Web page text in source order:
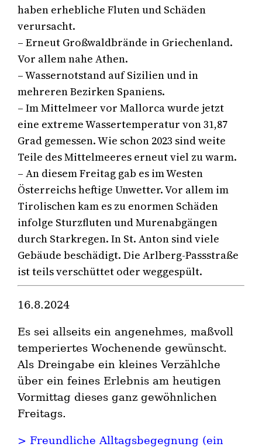
haben erhebliche Fluten und Schäden
verursacht.
– Erneut Großwaldbrände in Griechenland.
Vor allem nahe Athen.
– Wassernotstand auf Sizilien und in
mehreren Bezirken Spaniens.
– Im Mittelmeer vor Mallorca wurde jetzt
eine extreme Wassertemperatur von 31,87
Grad gemessen. Wie schon 2023 sind weite
Teile des Mittelmeeres erneut viel zu warm.
– An diesem Freitag gab es im Westen
Österreichs heftige Unwetter. Vor allem im
Tirolischen kam es zu enormen Schäden
infolge Sturzfluten und Murenabgängen
durch Starkregen. In St. Anton sind viele
Gebäude beschädigt. Die Arlberg-Passstraße
ist teils verschüttet oder weggespült.
16.8.2024
Es sei allseits ein angenehmes, maßvoll
temperiertes Wochenende gewünscht.
Als Dreingabe ein kleines Verzählche
über ein feines Erlebnis am heutigen
Vormittag dieses ganz gewöhnlichen
Freitags.
> Freundliche Alltagsbegegnung (ein